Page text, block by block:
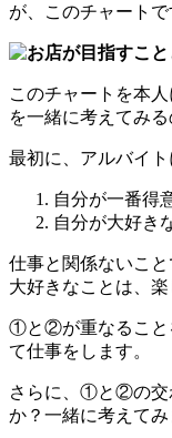
が、このチャートで
このチャートを本
を一緒に考えてみる
最初に、アルバイト
自分が一番得
自分が大好き
仕事と関係ないこ
大好きなことは、楽
①と②が重なること
て仕事をします。
さらに、①と②の交
か？一緒に考えてみ